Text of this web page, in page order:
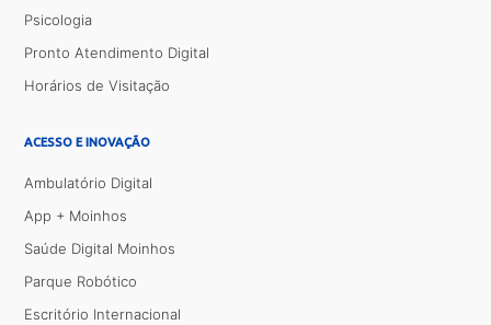
Psicologia
Pronto Atendimento Digital
Horários de Visitação
ACESSO E INOVAÇÃO
Ambulatório Digital
App + Moinhos
Saúde Digital Moinhos
Parque Robótico
Escritório Internacional